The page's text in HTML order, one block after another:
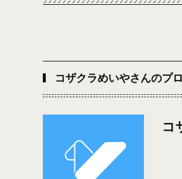
コザクラめいやさんのプ
コ